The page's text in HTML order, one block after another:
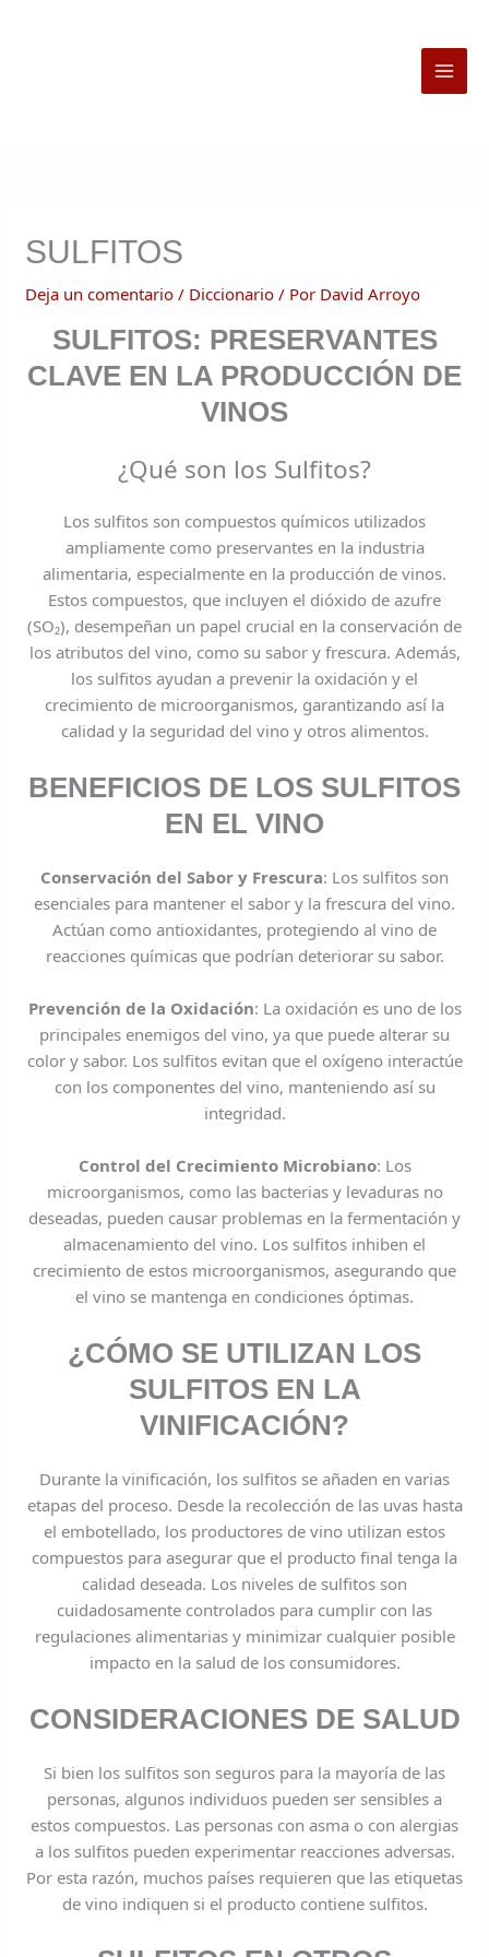
SULFITOS
Deja un comentario / Diccionario / Por David Arroyo
SULFITOS: PRESERVANTES
CLAVE EN LA PRODUCCIÓN DE
VINOS
¿Qué son los Sulfitos?
Los sulfitos son compuestos químicos utilizados
ampliamente como preservantes en la industria
alimentaria, especialmente en la producción de vinos.
Estos compuestos, que incluyen el dióxido de azufre
(SO₂), desempeñan un papel crucial en la conservación de
los atributos del vino, como su sabor y frescura. Además,
los sulfitos ayudan a prevenir la oxidación y el
crecimiento de microorganismos, garantizando así la
calidad y la seguridad del vino y otros alimentos.
BENEFICIOS DE LOS SULFITOS
EN EL VINO
Conservación del Sabor y Frescura: Los sulfitos son
esenciales para mantener el sabor y la frescura del vino.
Actúan como antioxidantes, protegiendo al vino de
reacciones químicas que podrían deteriorar su sabor.
Prevención de la Oxidación: La oxidación es uno de los
principales enemigos del vino, ya que puede alterar su
color y sabor. Los sulfitos evitan que el oxígeno interactúe
con los componentes del vino, manteniendo así su
integridad.
Control del Crecimiento Microbiano: Los
microorganismos, como las bacterias y levaduras no
deseadas, pueden causar problemas en la fermentación y
almacenamiento del vino. Los sulfitos inhiben el
crecimiento de estos microorganismos, asegurando que
el vino se mantenga en condiciones óptimas.
¿CÓMO SE UTILIZAN LOS
SULFITOS EN LA
VINIFICACIÓN?
Durante la vinificación, los sulfitos se añaden en varias
etapas del proceso. Desde la recolección de las uvas hasta
el embotellado, los productores de vino utilizan estos
compuestos para asegurar que el producto final tenga la
calidad deseada. Los niveles de sulfitos son
cuidadosamente controlados para cumplir con las
regulaciones alimentarias y minimizar cualquier posible
impacto en la salud de los consumidores.
CONSIDERACIONES DE SALUD
Si bien los sulfitos son seguros para la mayoría de las
personas, algunos individuos pueden ser sensibles a
estos compuestos. Las personas con asma o con alergias
a los sulfitos pueden experimentar reacciones adversas.
Por esta razón, muchos países requieren que las etiquetas
de vino indiquen si el producto contiene sulfitos.